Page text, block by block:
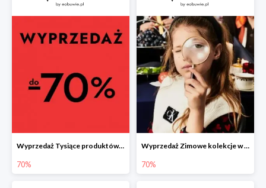
Wyprzedaż Tysiące produktów w konkurencyjnych cenach
70%
Wyprzedaż Zimowe kolekcje w najniższych cenach
70%